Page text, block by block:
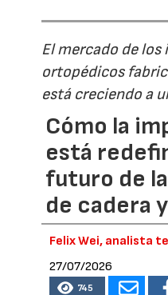
El mercado de
ortopédicos
está creciendo a
Cómo la
está
futuro de
de cadera
Felix Wei, analista
27/07/2026
745